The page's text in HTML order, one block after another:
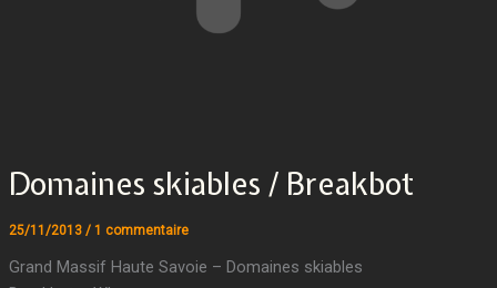
Domaines skiables / Breakbot
25/11/2013 / 1 commentaire
Grand Massif Haute Savoie – Domaines skiables